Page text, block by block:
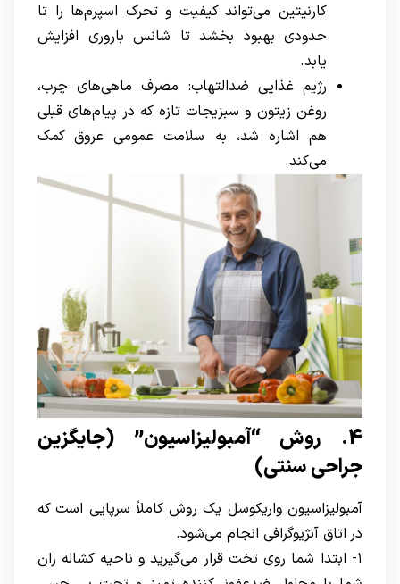
کارنیتین می‌تواند کیفیت و تحرک اسپرم‌ها را تا
حدودی بهبود بخشد تا شانس باروری افزایش
یابد.
رژیم غذایی ضدالتهاب: مصرف ماهی‌های چرب،
روغن زیتون و سبزیجات تازه که در پیام‌های قبلی
هم اشاره شد، به سلامت عمومی عروق کمک
می‌کند.
4. روش “آمبولیزاسیون” (جایگزین
جراحی سنتی)
آمبولیزاسیون واریکوسل یک روش کاملاً سرپایی است که
در اتاق آنژیوگرافی انجام می‌شود.
۱- ابتدا شما روی تخت قرار می‌گیرید و ناحیه کشاله ران